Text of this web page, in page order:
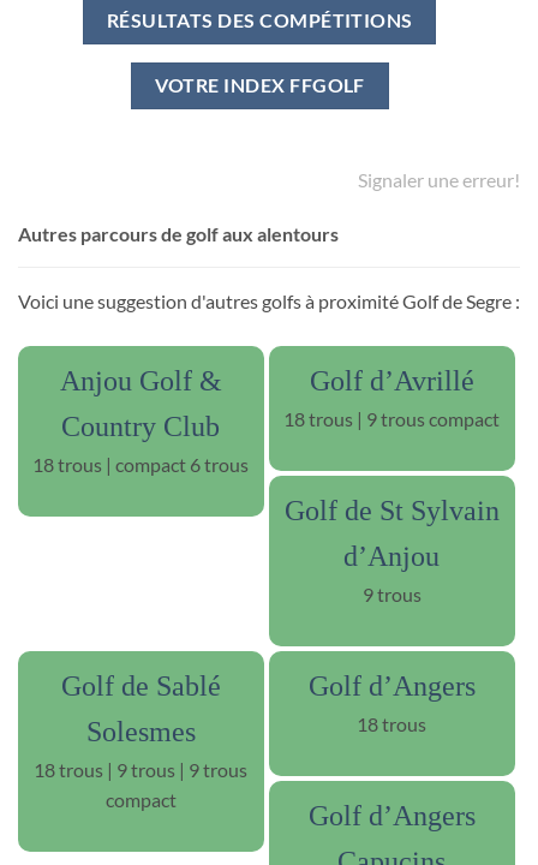
RÉSULTATS DES COMPÉTITIONS
VOTRE INDEX FFGOLF
Signaler une erreur!
Autres parcours de golf aux alentours
Voici une suggestion d'autres golfs à proximité Golf de Segre :
Anjou Golf &
Country Club
18 trous | compact 6 trous
Golf d’Avrillé
18 trous | 9 trous compact
Golf de St Sylvain
d’Anjou
9 trous
Golf de Sablé
Solesmes
18 trous | 9 trous | 9 trous
compact
Golf d’Angers
18 trous
Golf d’Angers